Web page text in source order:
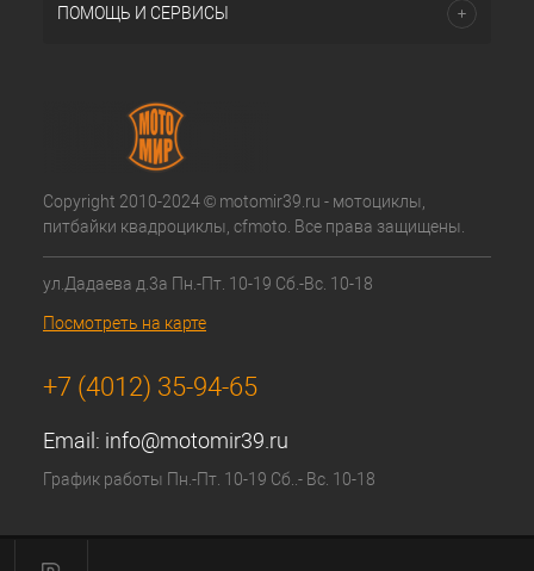
ПОМОЩЬ И СЕРВИСЫ
Copyright 2010-2024 © motomir39.ru - мотоциклы,
питбайки квадроциклы, cfmoto. Все права защищены.
ул.Дадаева д.3а Пн.-Пт. 10-19 Сб.-Вс. 10-18
Посмотреть на карте
+7 (4012) 35-94-65
Email: info@motomir39.ru
График работы Пн.-Пт. 10-19 Сб..- Вс. 10-18